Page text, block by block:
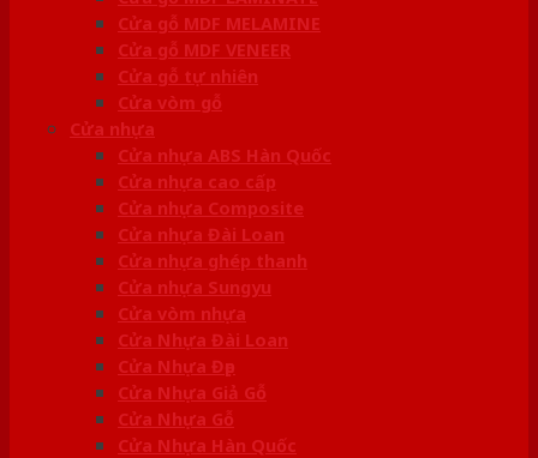
Cửa gỗ MDF MELAMINE
Cửa gỗ MDF VENEER
Cửa gỗ tự nhiên
Cửa vòm gỗ
Cửa nhựa
Cửa nhựa ABS Hàn Quốc
Cửa nhựa cao cấp
Cửa nhựa Composite
Cửa nhựa Đài Loan
Cửa nhựa ghép thanh
Cửa nhựa Sungyu
Cửa vòm nhựa
Cửa Nhựa Đài Loan
Cửa Nhựa Đẹp
Cửa Nhựa Giả Gỗ
Cửa Nhựa Gỗ
Cửa Nhựa Hàn Quốc